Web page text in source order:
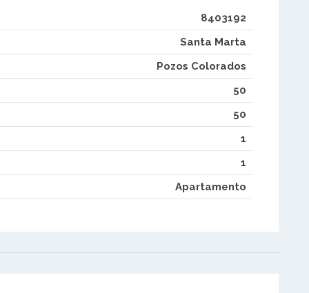
8403192
Santa Marta
Pozos Colorados
50
50
1
1
Apartamento